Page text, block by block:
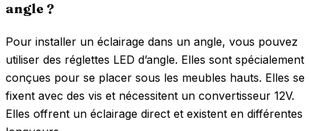
angle ?
Pour installer un éclairage dans un angle, vous pouvez
utiliser des réglettes LED d’angle. Elles sont spécialement
conçues pour se placer sous les meubles hauts. Elles se
fixent avec des vis et nécessitent un convertisseur 12V.
Elles offrent un éclairage direct et existent en différentes